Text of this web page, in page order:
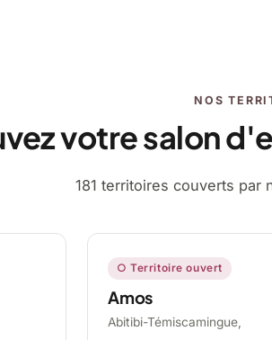
NOS
votre salon
181 territoires couverts par
○ Territoire ouvert
Amos
Abitibi-Témiscamingue,